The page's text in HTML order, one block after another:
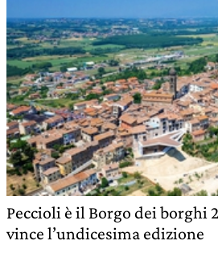
Peccioli è il Borgo dei borghi
vince l’undicesima edizione